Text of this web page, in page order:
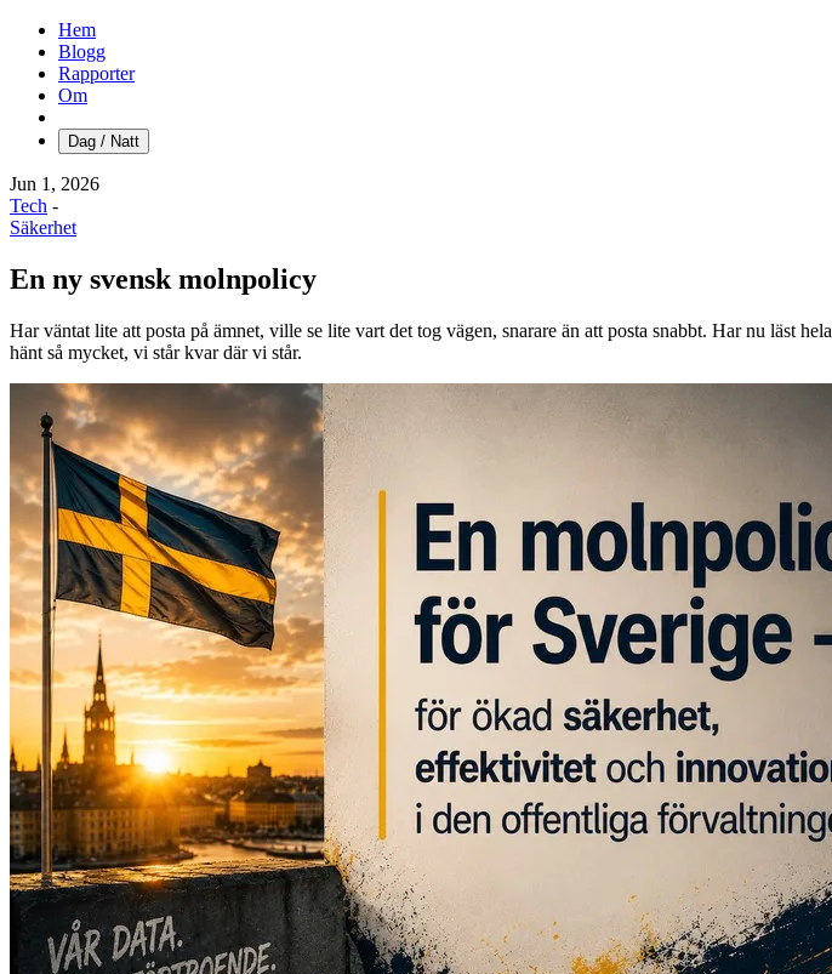
Hem
Blogg
Rapporter
Om
Dag / Natt
Jun 1, 2026
Tech -
Säkerhet
En ny svensk molnpolicy
Har väntat lite att posta på ämnet, ville se lite vart det tog vägen, snarare än att posta snabbt. Har nu läst hela
hänt så mycket, vi står kvar där vi står.